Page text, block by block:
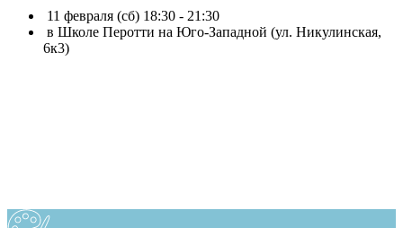
11 февраля (сб) 18:30 - 21:30
в Школе Перотти на Юго-Западной (ул. Никулинская,
6к3)